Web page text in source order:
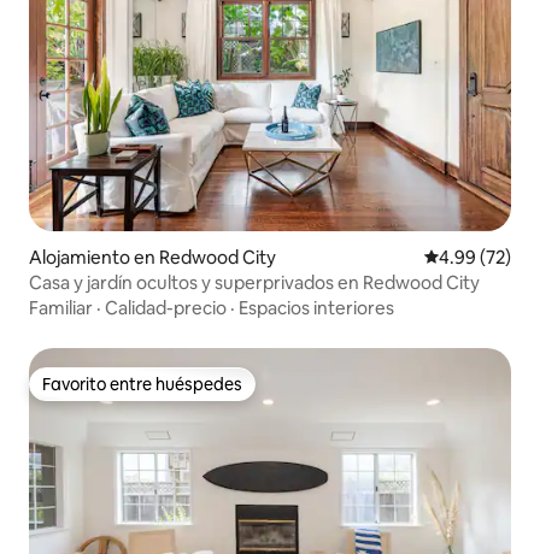
Alojamiento en Redwood City Calificación
4.99 (72)
Casa y jardín ocultos y superprivados en Redwood City
Familiar · Calidad-precio · Espacios interiores
Favorito entre huéspedes
Favorito entre huéspedes